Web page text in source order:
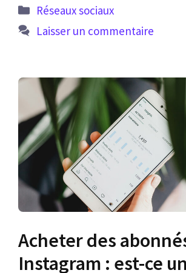
Catégories
Réseaux sociaux
Laisser un commentaire
Acheter des
Instagram : est-ce